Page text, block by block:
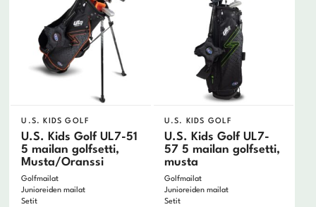
U.S. KIDS GOLF
U.S. Kids Golf UL7-51
5 mailan golfsetti,
Musta/Oranssi
Golfmailat
Junioreiden mailat
Setit
U.S. KIDS GOLF
U.S. Kids Golf UL7-
57 5 mailan golfsetti,
musta
Golfmailat
Junioreiden mailat
Setit